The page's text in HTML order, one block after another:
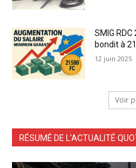
SMIG
bondit à
12 juin 2025
Voir
RÉSUMÉ DE L'ACTUALITÉ